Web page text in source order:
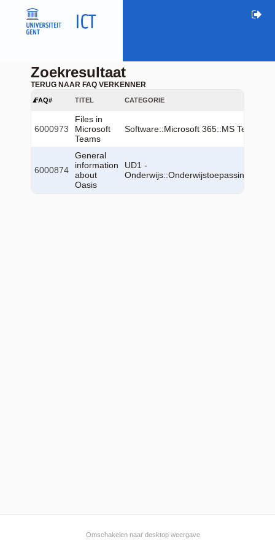
Zoekresultaat
TERUG NAAR FAQ VERKENNER
FAQ# TITEL CATEGORIE
6000973
Files in
Microsoft
Teams
Software::Microsoft 365::MS Teams
6000874
General
information
about
Oasis
UD1 -
Omschakelen naar desktop weergave